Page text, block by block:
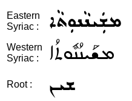
Eastern
Syriac :
ܡܫܲܝܢܵܢܘܼܬܵܐ
Western
Syriac :
ܡܫܰܝܢܳܢܽܘܬܳܐ
Root : ܫܝܢ